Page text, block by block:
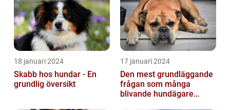
18 januari 2024
Skabb hos hundar - En
grundlig översikt
17 januari 2024
Den mest grundläggande
frågan som många
blivande hundägare